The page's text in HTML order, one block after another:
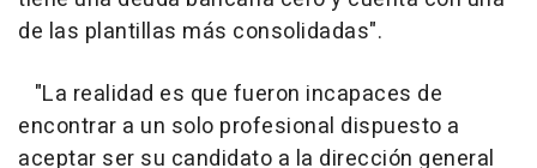
de las plantillas más consolidadas".
"La realidad es que fueron incapaces de
encontrar a un solo profesional dispuesto a
aceptar ser su candidato a la dirección general